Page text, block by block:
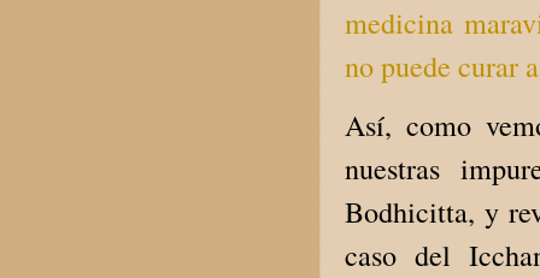
medicina
no puede curar
Así, como
nuestras
Bodhicitta, y
caso del